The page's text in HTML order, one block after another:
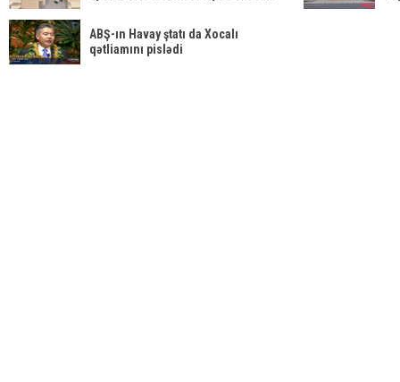
ABŞ-ın Havay ştatı da Xocalı
qətliamını pislədi